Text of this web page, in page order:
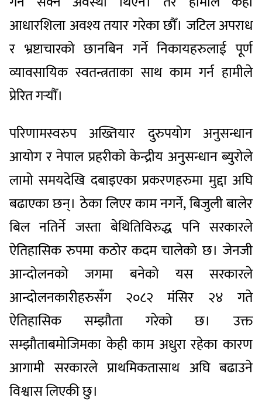
आधारशिला अवश्य तयार गरेका छौँ। जटिल अपराध
र भ्रष्टाचारको छानबिन गर्ने निकायहरुलाई पूर्ण
व्यावसायिक स्वतन्त्रताका साथ काम गर्न हामीले
प्रेरित गर्‍यौँ।
परिणामस्वरुप अख्तियार दुरुपयोग अनुसन्धान
आयोग र नेपाल प्रहरीको केन्द्रीय अनुसन्धान ब्युरोले
लामो समयदेखि दबाइएका प्रकरणहरुमा मुद्दा अघि
बढाएका छन्। ठेका लिएर काम नगर्ने, बिजुली बालेर
बिल नतिर्ने जस्ता बेथितिविरुद्ध पनि सरकारले
ऐतिहासिक रुपमा कठोर कदम चालेको छ। जेनजी
आन्दोलनको जगमा बनेको यस सरकारले
आन्दोलनकारीहरुसँग २०८२ मंसिर २४ गते
ऐतिहासिक सम्झौता गरेको छ। उक्त
सम्झौताबमोजिमका केही काम अधुरा रहेका कारण
आगामी सरकारले प्राथमिकतासाथ अघि बढाउने
विश्वास लिएकी छु।